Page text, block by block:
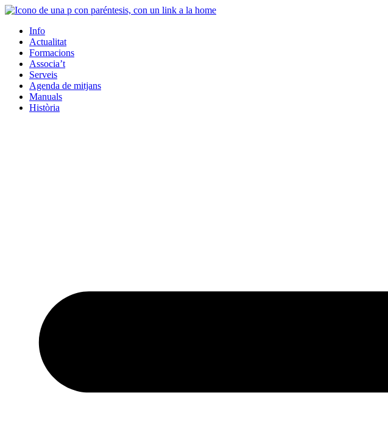
Info
Actualitat
Formacions
Associa’t
Serveis
Agenda de mitjans
Manuals
Història